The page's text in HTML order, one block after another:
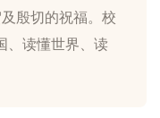
殷切的祝福。校
、读懂世界、读